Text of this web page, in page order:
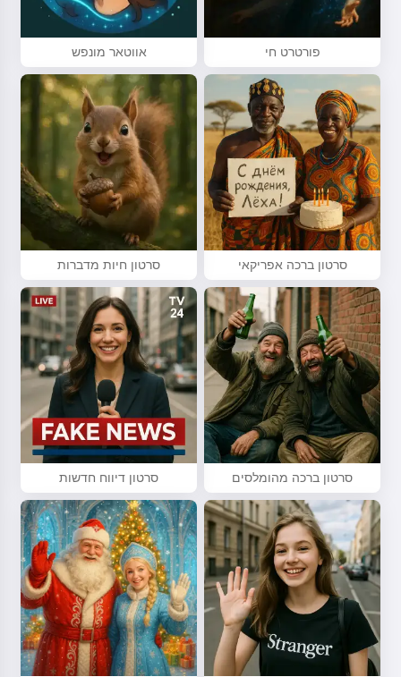
פורטרט חי אווטאר מונפש
סרטון ברכה אפריקאי סרטון חיות מדברות
סרטון ברכה מהומלסים סרטון דיווח חדשות